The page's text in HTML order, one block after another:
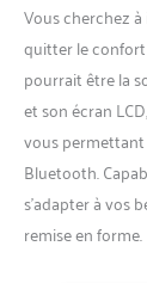
Vous cherchez
quitter le confort
pourrait être la
et son écran
vous
Bluetooth.
s’adapter à vos
remise en forme.